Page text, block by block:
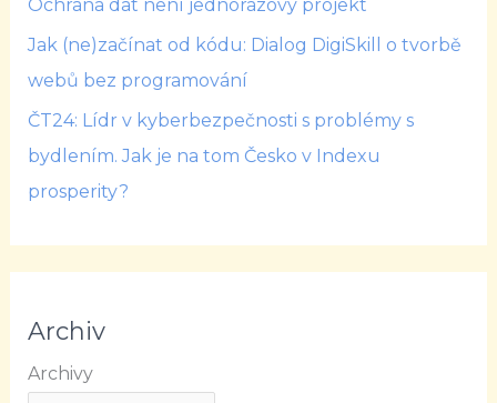
Ochrana dat není jednorázový projekt
Jak (ne)začínat od kódu: Dialog DigiSkill o tvorbě
webů bez programování
ČT24: Lídr v kyberbezpečnosti s problémy s
bydlením. Jak je na tom Česko v Indexu
prosperity?
Archiv
Archivy